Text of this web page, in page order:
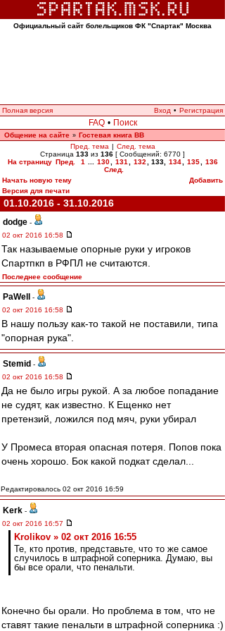
Официальный сайт болельщиков ФК "Спартак" Москва
Полная версия Вход • Регистрация
FAQ • Поиск
Общение на сайте » Гостевая книга ВВ
Пред. тема | След. тема
Страница 133 из 136 [ Сообщений: 6770 ]
На страницу Пред. 1 130 131 132 133, 134 135
136
След.
Начать новую тему
Добавить
Версия для печати
01.10.2016 - 31.10.2016
dodge -
02 окт 2016 16:58
Так называемые опорные руки у игроков
Спартпкп в РФПЛ не считаются.
Последнее сообщение
PaWell
-
02 окт 2016 16:58
В нашу пользу как-то такой не поставили, типа
"опорная рука".
Stemid -
02 окт 2016 16:58
Да не было игры рукой. А за любое попадание
не судят, как известно. К Ещенко нет
претензий, ложился под мяч, руки убирал
У Промеса вторая опасная потеря. Попов пока
очень хорошо. Бок какой подкат сделал...
Редактировалось 02 окт 2016 16:59
Kerk -
02 окт 2016 16:57
Krolikov » 02 окт 2016 16:55
Те, кто против, представьте, что то же самое
случилось в штрафной соперника. Думаю, вы
бы все орали, что пенальти.
Конечно бы орали. Но проблема в том, что не
ставят такие пенальти в штрафной соперника :)